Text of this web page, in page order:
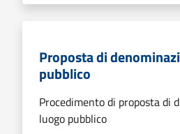
Proposta di
pubblico
Procedimento di proposta di
luogo pubblico